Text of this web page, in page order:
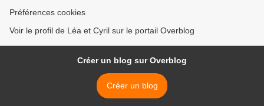
Préférences cookies
Voir le profil de Léa et Cyril sur le portail Overblog
Créer un blog sur Overblog
Créer un blog